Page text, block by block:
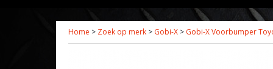
Home > Zoek op merk > Gobi-X > Gobi-X Voorbumper